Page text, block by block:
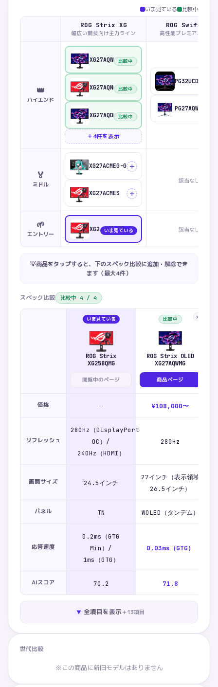
いま見ている 比較中
ROG Strix XG
幅広い競技向け主力ライン
ROG Swift PG
高性能プレミアムライン
👑
ハイエンド
XG27AQWMG比較中
XG27AQNGV比較中
XG27AQDPG比較中
＋4件を表示
PG32UCDM3
PG27AQWP-W
🏅
ミドル
XG27ACMEG-G ＋
XG27ACMES ＋
該当なし
🌱
エントリー
XG258QMGいま見ている 該当なし
💡商品をタップすると、下のスペック比較に追加・解除でき
ます（最大4件）
スペック比較 比較中 4 / 4
いま見ている
ROG Strix
XG258QMG
閲覧中のページ
比較中 ×
ROG Strix OLED
XG27AQWMG
商品ページ
価格 — ¥108,000〜
リフレッシュ
280Hz（DisplayPort
OC）/
240Hz（HDMI）
280Hz
画面サイズ 24.5インチ
27インチ（表示領域
26.5インチ）
パネル TN WOLED（タンデム）
応答速度
0.2ms（GTG
Min）/
1ms（GTG）
0.03ms（GTG）
AIスコア 70.2 71.8
▼ 全項目を表示＋13項目
世代比較
※この商品に新旧モデルはありません